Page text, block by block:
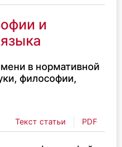
и
в нормативной
философии,
Текст статьи PDF